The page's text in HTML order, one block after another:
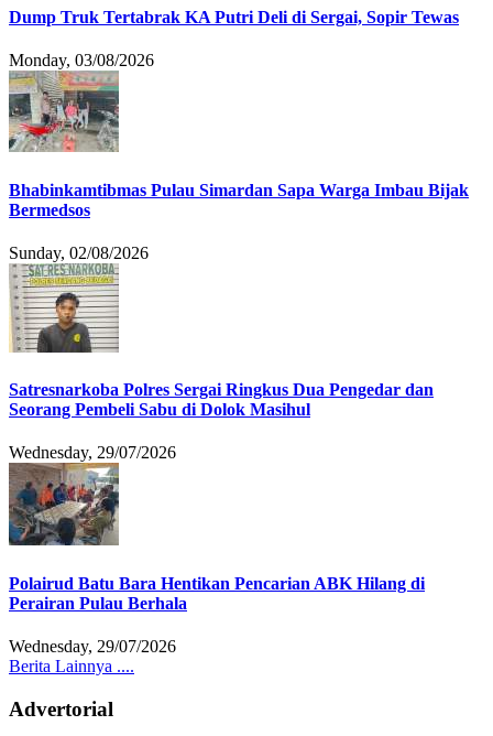
Dump Truk Tertabrak KA Putri Deli di Sergai, Sopir Tewas
Monday, 03/08/2026
Bhabinkamtibmas Pulau Simardan Sapa Warga Imbau Bijak
Bermedsos
Sunday, 02/08/2026
Satresnarkoba Polres Sergai Ringkus Dua Pengedar dan
Seorang Pembeli Sabu di Dolok Masihul
Wednesday, 29/07/2026
Polairud Batu Bara Hentikan Pencarian ABK Hilang di
Perairan Pulau Berhala
Wednesday, 29/07/2026
Berita Lainnya ....
Advertorial